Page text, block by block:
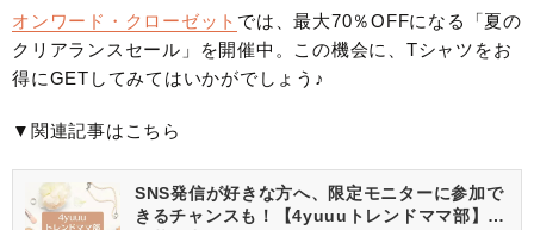
オンワード・クローゼット では、最大70％OFFになる「夏の
クリアランスセール」を開催中。この機会に、Tシャツをお
得にGETしてみてはいかがでしょう♪
▼関連記事はこちら
SNS発信が好きな方へ、限定モニターに参加で
きるチャンスも！【4yuuuトレンドママ部】部